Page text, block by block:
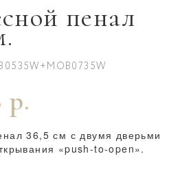
пенал
р.
36,5 см с двумя дверьми
«push-to-open».